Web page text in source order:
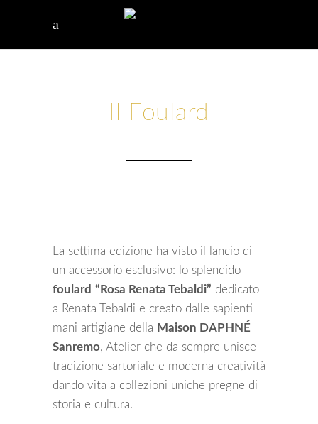
Il Foulard
La settima edizione ha visto il lancio di
un accessorio esclusivo: lo splendido
foulard “Rosa Renata Tebaldi” dedicato
a Renata Tebaldi e creato dalle sapienti
mani artigiane della Maison DAPHNÉ
Sanremo, Atelier che da sempre unisce
tradizione sartoriale e moderna creatività
dando vita a collezioni uniche pregne di
storia e cultura.